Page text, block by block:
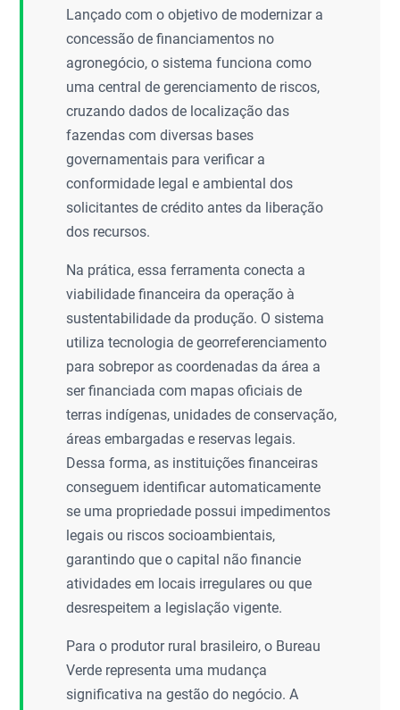
Lançado com o objetivo de modernizar a
concessão de financiamentos no
agronegócio, o sistema funciona como
uma central de gerenciamento de riscos,
cruzando dados de localização das
fazendas com diversas bases
governamentais para verificar a
conformidade legal e ambiental dos
solicitantes de crédito antes da liberação
dos recursos.
Na prática, essa ferramenta conecta a
viabilidade financeira da operação à
sustentabilidade da produção. O sistema
utiliza tecnologia de georreferenciamento
para sobrepor as coordenadas da área a
ser financiada com mapas oficiais de
terras indígenas, unidades de conservação,
áreas embargadas e reservas legais.
Dessa forma, as instituições financeiras
conseguem identificar automaticamente
se uma propriedade possui impedimentos
legais ou riscos socioambientais,
garantindo que o capital não financie
atividades em locais irregulares ou que
desrespeitem a legislação vigente.
Para o produtor rural brasileiro, o Bureau
Verde representa uma mudança
significativa na gestão do negócio. A